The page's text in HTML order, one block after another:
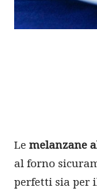
Le melanzane
al forno
perfetti sia per